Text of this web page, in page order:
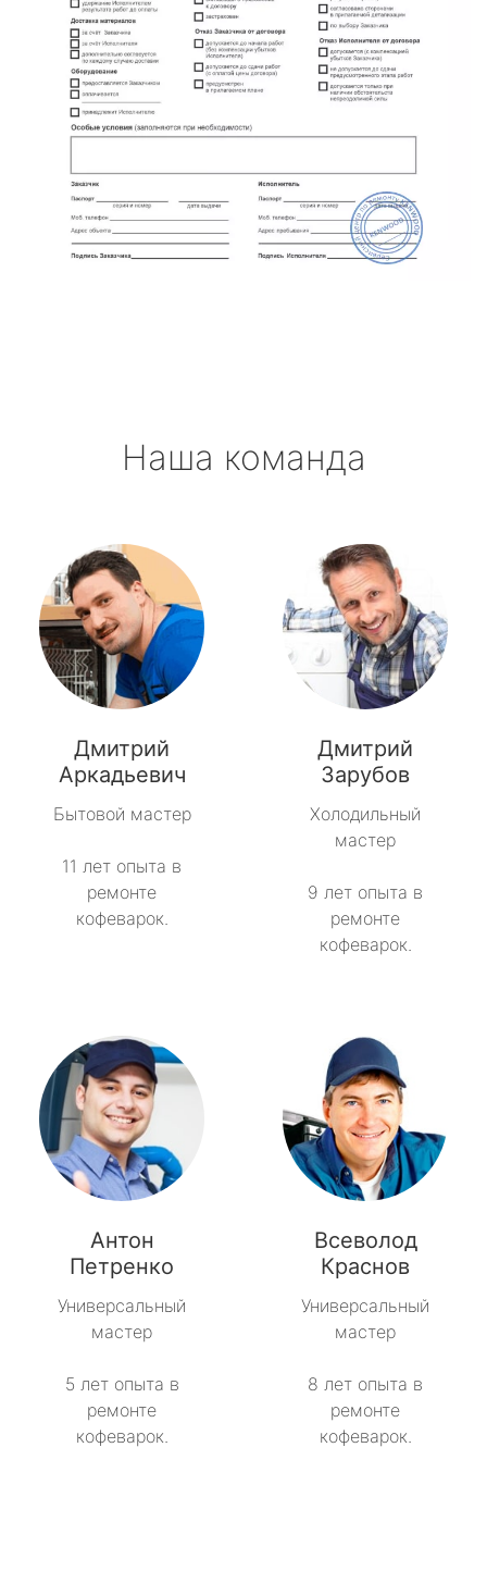
Наша команда
Дмитрий
Аркадьевич
Бытовой мастер
11 лет опыта в
ремонте
кофеварок.
Дмитрий
Зарубов
Холодильный
мастер
9 лет опыта в
ремонте
кофеварок.
Антон
Петренко
Универсальный
мастер
5 лет опыта в
ремонте
кофеварок.
Всеволод
Краснов
Универсальный
мастер
8 лет опыта в
ремонте
кофеварок.